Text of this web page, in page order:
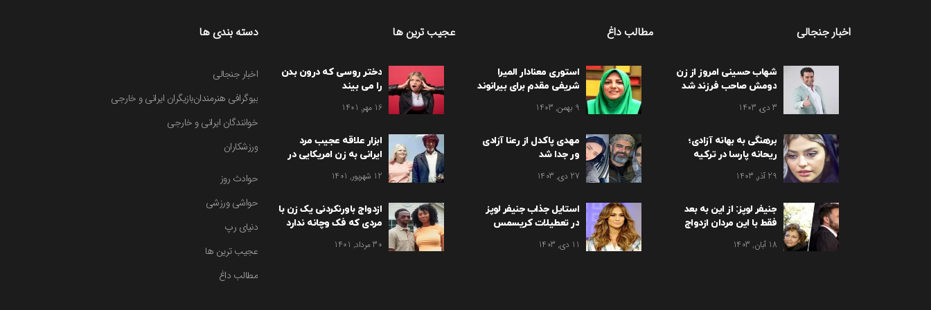
اخبار جنجالی
شهاب حسینی امروز از زن
دومش صاحب فرزند شد
3 دی, 1403
برهنگی به بهانه آزادی؛
ریحانه پارسا در ترکیه
29 آذر, 1403
جنیفر لوپز: از این به بعد
فقط با این مردان ازدواج
18 آبان, 1403
مطالب داغ
استوری معنادار المیرا
شریفی مقدم برای بیرانوند
9 بهمن, 1403
مهدی پاکدل از رعنا آزادی
ور جدا شد
27 دی, 1403
استایل جذاب جنیفر لوپز
در تعطیلات کریسمس
11 دی, 1403
عجیب ترین ها
دختر روسی که درون بدن
را می بیند
16 مهر, 1401
ابزار علاقه عجیب مرد
ایرانی به زن امریکایی در
12 شهریور, 1401
ازدواج باورنکردنی یک زن با
مردی که فک وچانه ندارد
30 مرداد, 1401
دسته بندی ها
اخبار جنجالی
بیوگرافی هنرمندانبازیگران ایرانی و خارجی
خوانندگان ایرانی و خارجی
ورزشکاران
حوادث روز
حواشی ورزشی
دنیای رپ
عجیب ترین ها
مطالب داغ